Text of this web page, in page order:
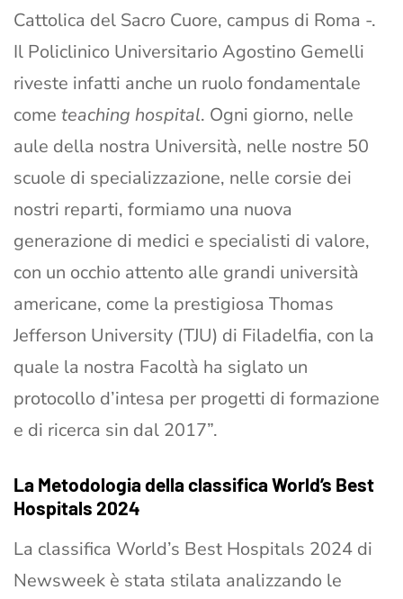
Cattolica del Sacro Cuore, campus di Roma -.
Il Policlinico Universitario Agostino Gemelli
riveste infatti anche un ruolo fondamentale
come teaching hospital. Ogni giorno, nelle
aule della nostra Università, nelle nostre 50
scuole di specializzazione, nelle corsie dei
nostri reparti, formiamo una nuova
generazione di medici e specialisti di valore,
con un occhio attento alle grandi università
americane, come la prestigiosa Thomas
Jefferson University (TJU) di Filadelfia, con la
quale la nostra Facoltà ha siglato un
protocollo d’intesa per progetti di formazione
e di ricerca sin dal 2017”.
La Metodologia della classifica World’s Best
Hospitals 2024
La classifica World’s Best Hospitals 2024 di
Newsweek è stata stilata analizzando le